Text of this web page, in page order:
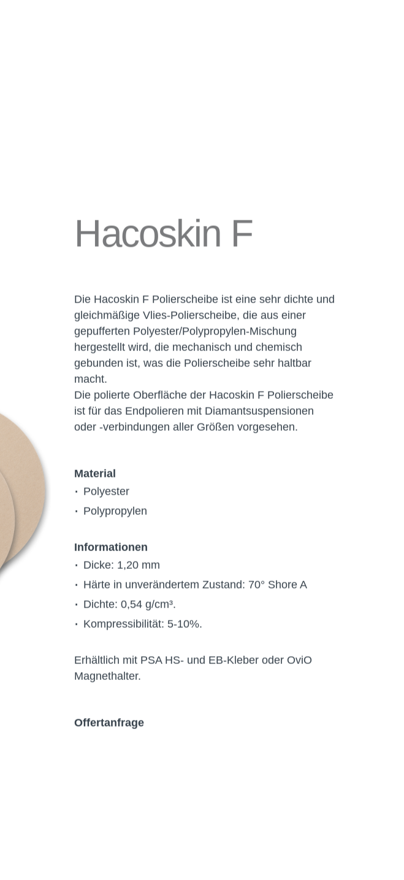
Hacoskin F
Die Hacoskin F Polierscheibe ist eine sehr dichte und
gleichmäßige Vlies-Polierscheibe, die aus einer
gepufferten Polyester/Polypropylen-Mischung
hergestellt wird, die mechanisch und chemisch
gebunden ist, was die Polierscheibe sehr haltbar
macht.
Die polierte Oberfläche der Hacoskin F Polierscheibe
ist für das Endpolieren mit Diamantsuspensionen
oder -verbindungen aller Größen vorgesehen.
Material
Polyester
Polypropylen
Informationen
Dicke: 1,20 mm
Härte in unverändertem Zustand: 70° Shore A
Dichte: 0,54 g/cm³.
Kompressibilität: 5-10%.
Erhältlich mit PSA HS- und EB-Kleber oder OviO
Magnethalter.
Offertanfrage